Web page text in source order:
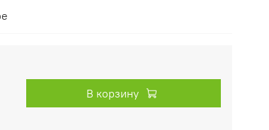
В корзину